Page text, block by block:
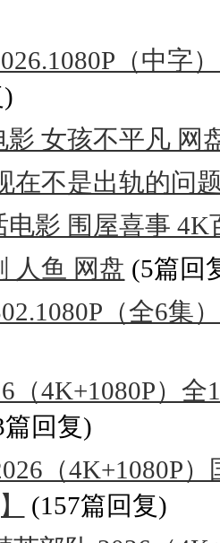
（中字
影 女孩不平凡 网
在不是出轨的问
电影 围屋喜事 4K
人鱼 网盘 (5篇回
（全6集
（4K+1080P）
篇回复)
（4K+1080P
(157篇回复)